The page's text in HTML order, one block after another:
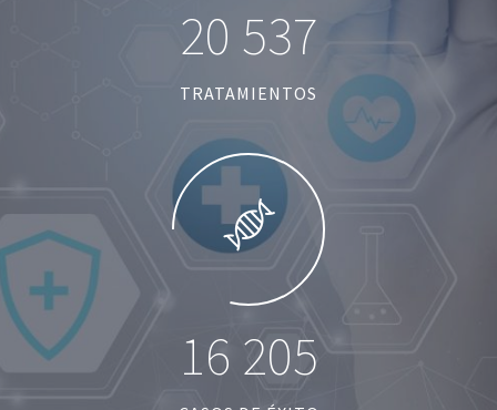
20 537
TRATAMIENTOS
16 205